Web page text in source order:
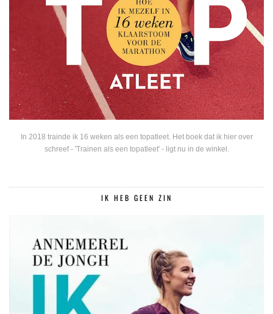
In 2018 trainde ik 16 weken als een topatleet. Het boek dat ik hier over
schreef - 'Trainen als een topatleet' - ligt nu in de winkel.
IK HEB GEEN ZIN